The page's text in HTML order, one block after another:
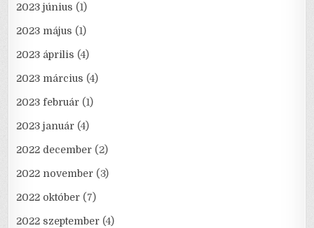
2023 június (1)
2023 május (1)
2023 április (4)
2023 március (4)
2023 február (1)
2023 január (4)
2022 december (2)
2022 november (3)
2022 október (7)
2022 szeptember (4)